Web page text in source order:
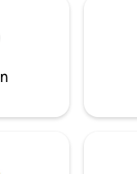
in de buurt van de
van
inbegrepen, voor
willen, stuur ik de